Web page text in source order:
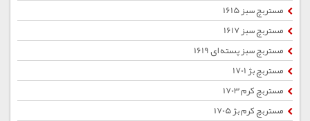
مستربچ سبز 1615
مستربچ سبز 1617
مستربچ سبز پسته ای 1619
مستربچ بژ 1701
مستربچ کرم 1703
مستربچ کرم بژ 1705